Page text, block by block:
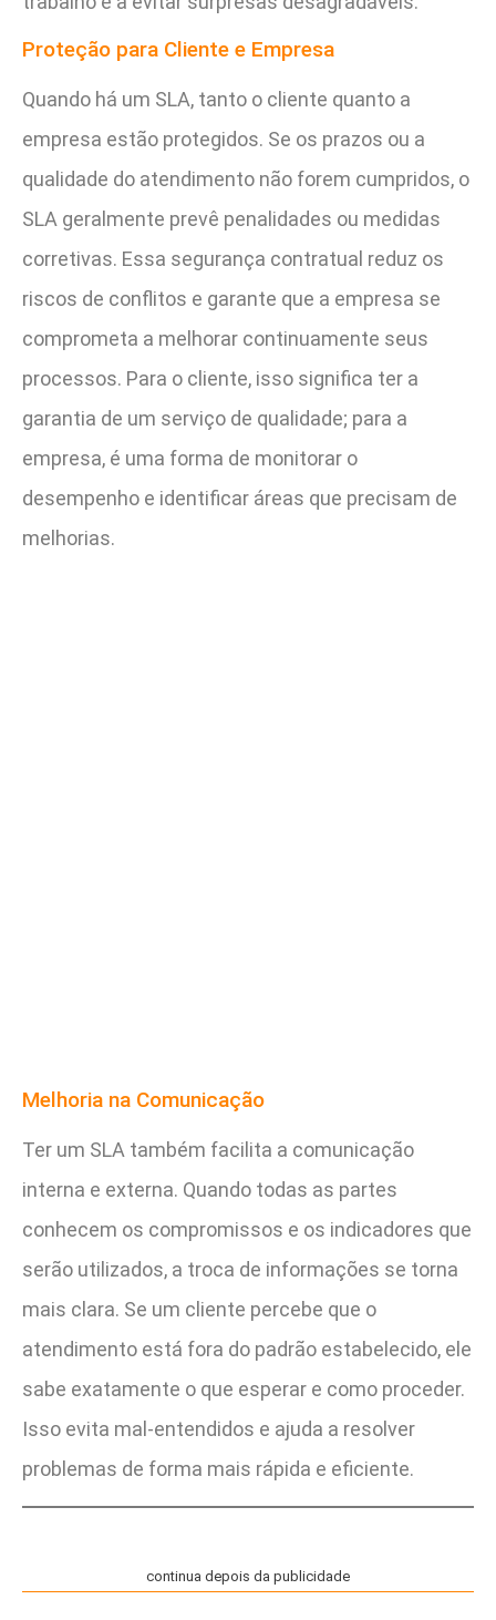
Proteção para Cliente e Empresa
Quando há um SLA, tanto o cliente quanto a
empresa estão protegidos. Se os prazos ou a
qualidade do atendimento não forem cumpridos, o
SLA geralmente prevê penalidades ou medidas
corretivas. Essa segurança contratual reduz os
riscos de conflitos e garante que a empresa se
comprometa a melhorar continuamente seus
processos. Para o cliente, isso significa ter a
garantia de um serviço de qualidade; para a
empresa, é uma forma de monitorar o
desempenho e identificar áreas que precisam de
melhorias.
Melhoria na Comunicação
Ter um SLA também facilita a comunicação
interna e externa. Quando todas as partes
conhecem os compromissos e os indicadores que
serão utilizados, a troca de informações se torna
mais clara. Se um cliente percebe que o
atendimento está fora do padrão estabelecido, ele
sabe exatamente o que esperar e como proceder.
Isso evita mal-entendidos e ajuda a resolver
problemas de forma mais rápida e eficiente.
continua depois da publicidade